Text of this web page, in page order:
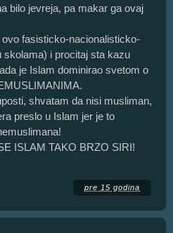
bilo jevreja, pa makar ga ovaj
fasisticko-nacionalisticko-
skolama) i procitaj sta kazu
je Islam dominirao svetom o
shvatam da nisi musliman,
preslo u Islam jer je to
ISLAM TAKO BRZO SIRI!
pre 15 godina